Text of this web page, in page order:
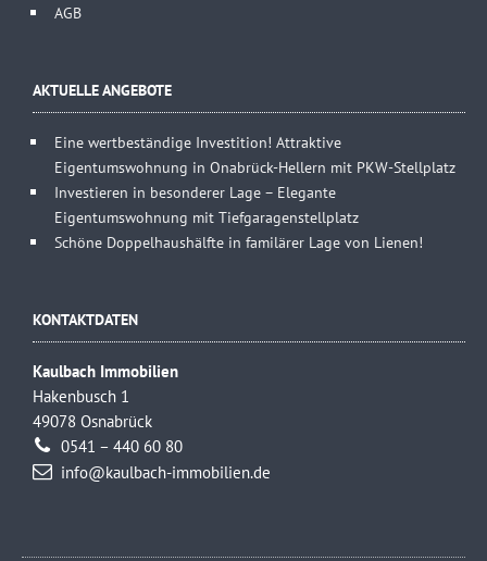
AGB
AKTUELLE ANGEBOTE
Eine wertbeständige Investition! Attraktive
Eigentumswohnung in Onabrück-Hellern mit PKW-Stellplatz
Investieren in besonderer Lage – Elegante
Eigentumswohnung mit Tiefgaragenstellplatz
Schöne Doppelhaushälfte in familärer Lage von Lienen!
KONTAKTDATEN
Kaulbach Immobilien
Hakenbusch 1
49078 Osnabrück
0541 – 440 60 80
info@kaulbach-immobilien.de